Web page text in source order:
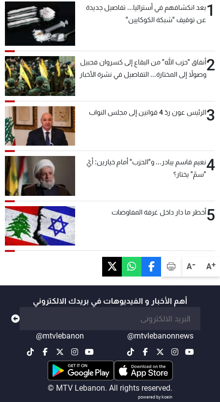
A+
A-
1بعد انكشافهم في أستراليا... تفاصيل جديدة
عن توقيف "شبكة الكوكايين"
2أنفاق "حزب الله" من البقاع إلى كسروان فجبيل
وصولاً إلى المختارة... التفاصيل في نشرة الأخبار
3الرئيس عون ردّ 4 قوانين إلى مجلس النواب
4نعيم قاسم يبادر... و"الحزب" أمام خيارين: أيّ
"سمّ" يختار؟
5أخطر ما دار داخل غرفة المفاوضات
أهم الأخبار و الفيديوهات في بريدك الالكتروني
@mtvlebanonnews
@mtvlebanon
© MTV Lebanon. All rights reserved.
powered by koein